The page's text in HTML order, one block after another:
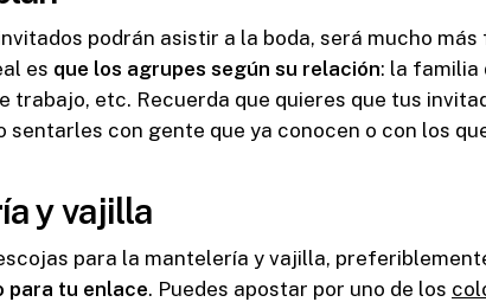
podrán asistir a la boda, será mucho
es que los agrupes según su relación: la familia
trabajo, etc. Recuerda que quieres que tus
sentarles con gente que ya conocen o con los
y vajilla
para la mantelería y vajilla,
para tu enlace. Puedes apostar por uno de los